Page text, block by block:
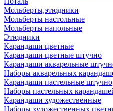
Мольберты,этюдники
Мольберты настольные
Мольберты напольные
Этюдники
Карандаши цветные
Карандаши цветные штучно
Карандаши акварельные
Наборы акварельных
Карандаши пастельные штучно
Наборы пастельных
Карандаши художественные
Наборы художественных